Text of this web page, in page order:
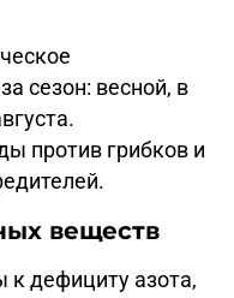
сезон: весной, в
против грибков и
веществ
к дефициту азота,